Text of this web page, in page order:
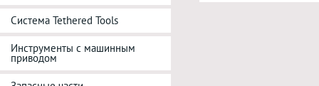
Система Tethered Tools
Инструменты с машинным
приводом